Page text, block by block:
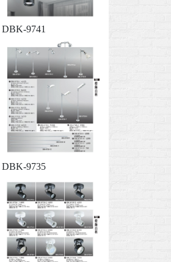
DBK-9741
DBK-9735